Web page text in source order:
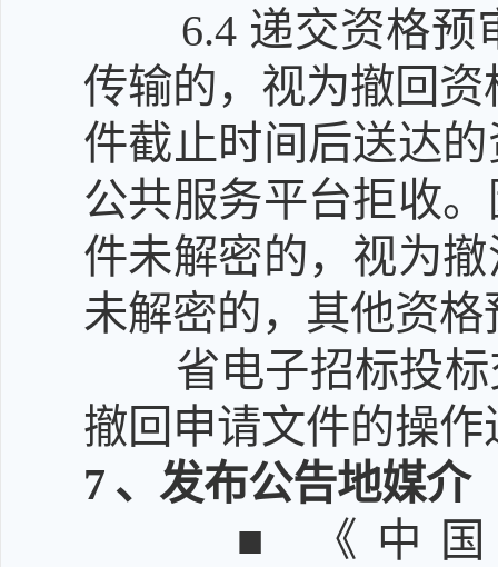
6.4 递交资格预
传输的，视为撤回
件截止时间后送达
公共服务平台拒收
件未解密的，视为
未解密的，其他资
省电子招标投
撤回申请文件的操
7 、发布公告地媒介
■ 《中